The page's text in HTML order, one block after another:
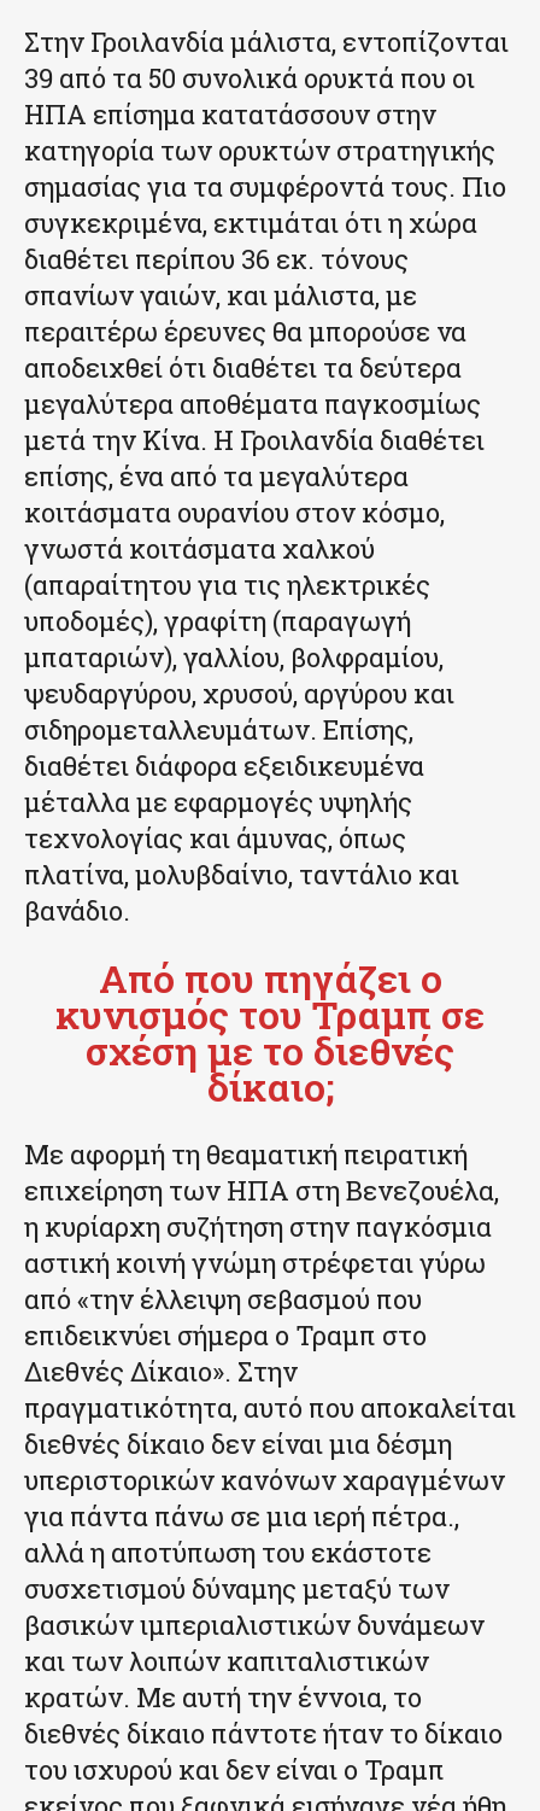
Στην Γροιλανδία μάλιστα, εντοπίζονται
39 από τα 50 συνολικά ορυκτά που οι
ΗΠΑ επίσημα κατατάσσουν στην
κατηγορία των ορυκτών στρατηγικής
σημασίας για τα συμφέροντά τους. Πιο
συγκεκριμένα, εκτιμάται ότι η χώρα
διαθέτει περίπου 36 εκ. τόνους
σπανίων γαιών, και μάλιστα, με
περαιτέρω έρευνες θα μπορούσε να
αποδειχθεί ότι διαθέτει τα δεύτερα
μεγαλύτερα αποθέματα παγκοσμίως
μετά την Κίνα. Η Γροιλανδία διαθέτει
επίσης, ένα από τα μεγαλύτερα
κοιτάσματα ουρανίου στον κόσμο,
γνωστά κοιτάσματα χαλκού
(απαραίτητου για τις ηλεκτρικές
υποδομές), γραφίτη (παραγωγή
μπαταριών), γαλλίου, βολφραμίου,
ψευδαργύρου, χρυσού, αργύρου και
σιδηρομεταλλευμάτων. Επίσης,
διαθέτει διάφορα εξειδικευμένα
μέταλλα με εφαρμογές υψηλής
τεχνολογίας και άμυνας, όπως
πλατίνα, μολυβδαίνιο, ταντάλιο και
βανάδιο.
Από που πηγάζει ο
κυνισμός του Τραμπ σε
σχέση με το διεθνές
δίκαιο;
Με αφορμή τη θεαματική πειρατική
επιχείρηση των ΗΠΑ στη Βενεζουέλα,
η κυρίαρχη συζήτηση στην παγκόσμια
αστική κοινή γνώμη στρέφεται γύρω
από «την έλλειψη σεβασμού που
επιδεικνύει σήμερα ο Τραμπ στο
Διεθνές Δίκαιο». Στην
πραγματικότητα, αυτό που αποκαλείται
διεθνές δίκαιο δεν είναι μια δέσμη
υπεριστορικών κανόνων χαραγμένων
για πάντα πάνω σε μια ιερή πέτρα.,
αλλά η αποτύπωση του εκάστοτε
συσχετισμού δύναμης μεταξύ των
βασικών ιμπεριαλιστικών δυνάμεων
και των λοιπών καπιταλιστικών
κρατών. Με αυτή την έννοια, το
διεθνές δίκαιο πάντοτε ήταν το δίκαιο
του ισχυρού και δεν είναι ο Τραμπ